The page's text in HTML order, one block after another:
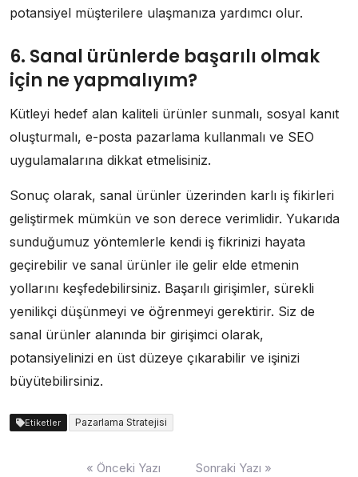
potansiyel müşterilere ulaşmanıza yardımcı olur.
6. Sanal ürünlerde başarılı olmak
için ne yapmalıyım?
Kütleyi hedef alan kaliteli ürünler sunmalı, sosyal kanıt
oluşturmalı, e-posta pazarlama kullanmalı ve SEO
uygulamalarına dikkat etmelisiniz.
Sonuç olarak, sanal ürünler üzerinden karlı iş fikirleri
geliştirmek mümkün ve son derece verimlidir. Yukarıda
sunduğumuz yöntemlerle kendi iş fikrinizi hayata
geçirebilir ve sanal ürünler ile gelir elde etmenin
yollarını keşfedebilirsiniz. Başarılı girişimler, sürekli
yenilikçi düşünmeyi ve öğrenmeyi gerektirir. Siz de
sanal ürünler alanında bir girişimci olarak,
potansiyelinizi en üst düzeye çıkarabilir ve işinizi
büyütebilirsiniz.
Etiketler Pazarlama Stratejisi
« Önceki Yazı Sonraki Yazı »